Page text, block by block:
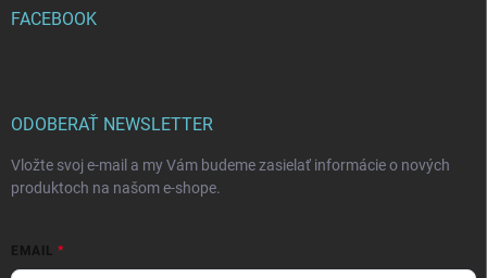
FACEBOOK
ODOBERAŤ NEWSLETTER
Vložte svoj e-mail a my Vám budeme zasielať informácie o nových
produktoch na našom e-shope.
EMAIL